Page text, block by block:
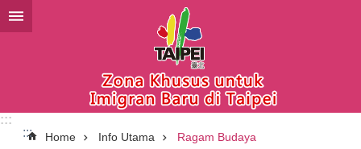
Lompat ke blok konten utama
:::
:::
Home Info Utama Ragam Budaya